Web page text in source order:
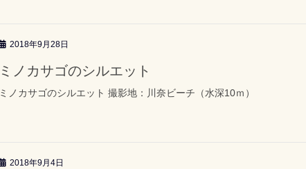
2018年9月28日
ミノカサゴのシルエット
ミノカサゴのシルエット 撮影地：川奈ビーチ（水深10ｍ）
2018年9月4日